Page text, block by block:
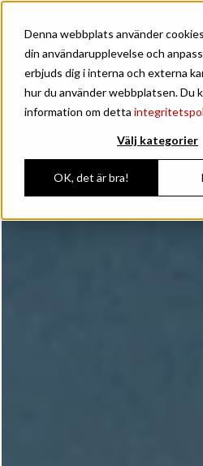
Denna webbplats använder
din användarupplevelse och
erbjuds dig i interna och externa
hur du använder webbplatsen. Du
information om detta
Välj kategorier
OK, det är bra!